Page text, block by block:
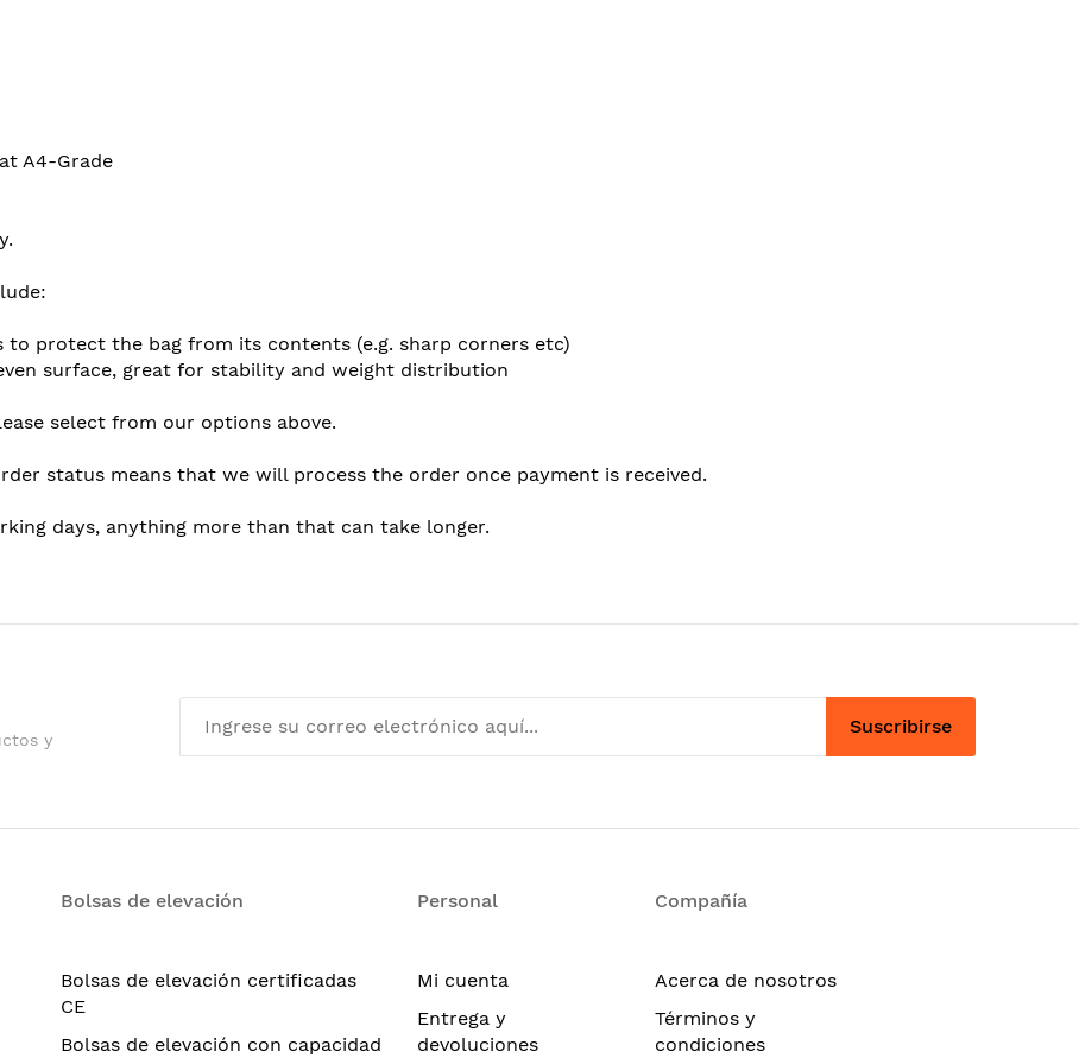
A4-Grade
to protect the bag from its contents (e.g. sharp corners etc)
surface, great for stability and weight distribution
select from our options above.
status means that we will process the order once payment is received.
days, anything more than that can take longer.
y
Suscribirse
Bolsas de elevación
Bolsas de elevación certificadas
CE
Bolsas de elevación con capacidad
Personal
Mi cuenta
Entrega y
devoluciones
Compañía
Acerca de nosotros
Términos y
condiciones